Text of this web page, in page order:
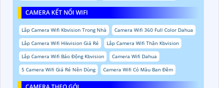
CAMERA KẾT NỐI WIFI
Lắp Camera Wifi Kbvision Trong Nhà
Camera Wifi 360 Full Color Dahua
Lắp Camera Wifi Hikvision Giá Rẻ
Lắp Camera Wifi Thân Kbvision
Lắp Camera Wifi Báo Động Kbvision
Camera Wifi Dahua
5 Camera Wifi Giá Rẻ Nên Dùng
Camera Wifi Có Màu Ban Đêm